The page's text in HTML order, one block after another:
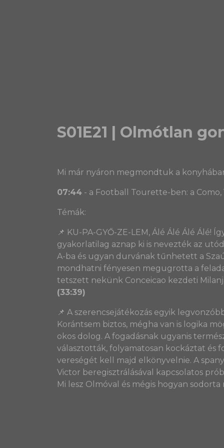
S01E21 | Olmótlan
Mi már nyáron megmondtuk a
07:44 - a Football Tourette-ben: a Como,
Témák:
📌 KU-PA-GYŐ-ZE-LEM, Álé Álé Álé
gyakorlatilag aznap ki is nevezték az
A-ba és ugyan durvának tűnhetett a
mondhatni fényesen megugrotta a
tetszett nekünk Conceicao kezdeti
(33:39)
📌 A szerencsejátékozás egyik
Korántsem biztos, mégha van is logika
okos dolog. A fogadásnak ugyanis
választották, folyamatosan kockáztat és
vereségét kell majd elkönyvelnie. A
Victor beregisztrálásával kapcsolatos
Mi lesz Olmóval és mégis hogyan